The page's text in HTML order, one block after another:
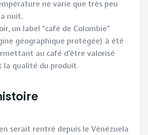
ne varie que très peu
nuit.
un label “café de Colombie”
géographique protégée) à été
au café d'être valorisé
la qualité du produit.
serait rentré depuis le Vénézuela